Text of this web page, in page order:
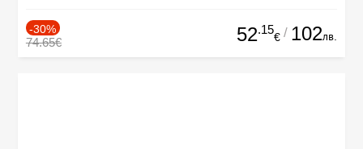
-30%
74.65€ 52.15
€ / 102лв.